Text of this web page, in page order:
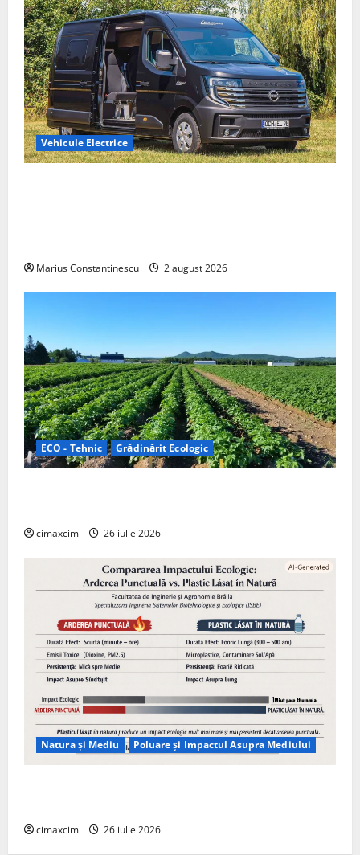
Vehicule Electrice
Marius Constantinescu 2 august 2026
ECO - Tehnic Grădinărit Ecologic
cimaxcim 26 iulie 2026
Natura și Mediu Poluare și Impactul Asupra Mediului
cimaxcim 26 iulie 2026